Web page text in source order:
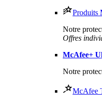
Produits
Notre
Offres
McAfee+
Notre
McAfee